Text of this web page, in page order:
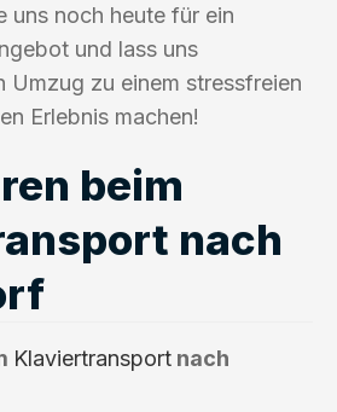
uns noch heute für ein
und lass uns
Umzug zu einem stressfreien
Erlebnis machen!
beim
nach
Klaviertransport nach